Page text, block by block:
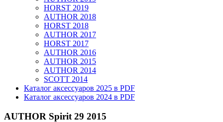
HORST 2019
AUTHOR 2018
HORST 2018
AUTHOR 2017
HORST 2017
AUTHOR 2016
AUTHOR 2015
AUTHOR 2014
SCOTT 2014
Каталог аксессуаров 2025 в PDF
Каталог аксессуаров 2024 в PDF
AUTHOR Spirit 29 2015